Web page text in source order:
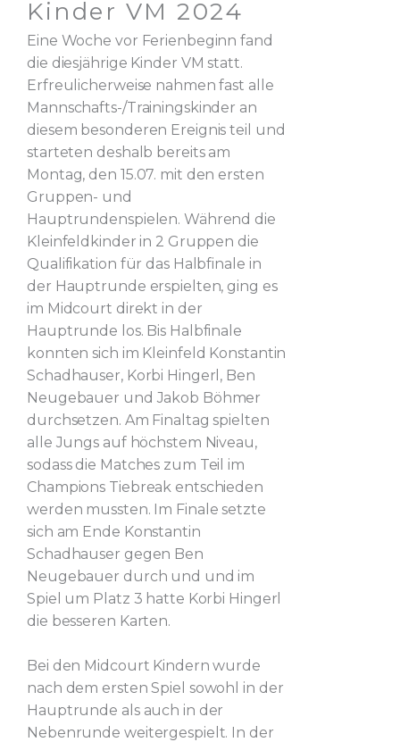
Kinder VM 2024
Eine Woche vor Ferienbeginn fand
die diesjährige Kinder VM statt.
Erfreulicherweise nahmen fast alle
Mannschafts-/Trainingskinder an
diesem besonderen Ereignis teil und
starteten deshalb bereits am
Montag, den 15.07. mit den ersten
Gruppen- und
Hauptrundenspielen. Während die
Kleinfeldkinder in 2 Gruppen die
Qualifikation für das Halbfinale in
der Hauptrunde erspielten, ging es
im Midcourt direkt in der
Hauptrunde los. Bis Halbfinale
konnten sich im Kleinfeld Konstantin
Schadhauser, Korbi Hingerl, Ben
Neugebauer und Jakob Böhmer
durchsetzen. Am Finaltag spielten
alle Jungs auf höchstem Niveau,
sodass die Matches zum Teil im
Champions Tiebreak entschieden
werden mussten. Im Finale setzte
sich am Ende Konstantin
Schadhauser gegen Ben
Neugebauer durch und und im
Spiel um Platz 3 hatte Korbi Hingerl
die besseren Karten.
Bei den Midcourt Kindern wurde
nach dem ersten Spiel sowohl in der
Hauptrunde als auch in der
Nebenrunde weitergespielt. In der